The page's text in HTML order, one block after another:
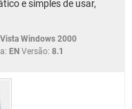
e simples de usar,
Windows 2000
EN Versão: 8.1